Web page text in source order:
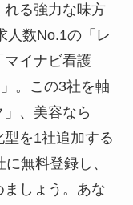
る強力な味方
人数No.1の「レ
イナビ看護
。この3社を軸
、美容なら
型を1社追加する
無料登録し、
しょう。あな